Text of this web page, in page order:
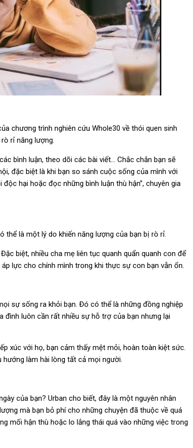
chương trình nghiên cứu Whole30 về thói quen sinh
rỉ năng lượng.
bình luận, theo dõi các bài viết… Chắc chắn bạn sẽ
đặc biệt là khi bạn so sánh cuộc sống của mình với
hại hoặc đọc những bình luận thù hận”, chuyên gia
thể là một lý do khiến năng lượng của bạn bị rò rỉ.
biệt, nhiều cha mẹ liên tục quanh quẩn quanh con để
lực cho chính mình trong khi thực sự con bạn vẫn ổn.
sự sống ra khỏi bạn. Đó có thể là những đồng nghiệp
đình luôn cần rất nhiều sự hỗ trợ của bạn nhưng lại
xúc với họ, bạn cảm thấy mệt mỏi, hoàn toàn kiệt sức.
hướng làm hài lòng tất cả mọi người.
của bạn? Urban cho biết, đây là một nguyên nhân
mà bạn bỏ phí cho những chuyện đã thuộc về quá
mối hận thù hoặc lo lắng thái quá vào những việc trong